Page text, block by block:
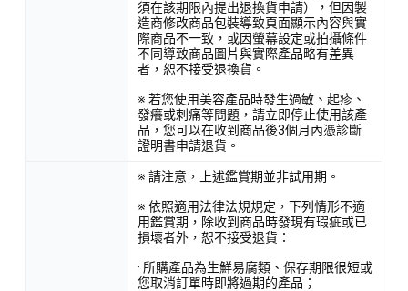
須在該期限內提出退換貨申請），但因製
造商修改商品包裝導致頁面顯示內容與實
際商品不一致，或因螢幕設定或拍攝條件
不同導致商品圖片與實際產品略有差異
者，恕不接受退換貨。
※ 若您使用美容產品時發生過敏、起疹、
發癢或刺痛等問題，請立即停止使用該產
品，您可以在收到商品後3個月內憑診斷
證明書申請退貨。
※ 請注意，上述鑑賞期並非試用期。
※ 依照適用法律法規規定，下列情形不適
用鑑賞期，除收到商品時發現有瑕疵或已
損壞者外，恕不接受退貨：
· 所購產品為生鮮易腐類、保存期限很短或
您取消訂單時即將過期的產品；